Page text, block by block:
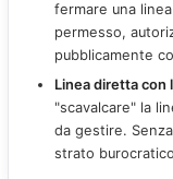
fermare una
permesso,
pubblicamente
Linea diretta con
"scavalcare" la
da gestire.
strato